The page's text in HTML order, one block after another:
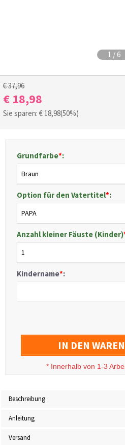
1 / 6
€ 37,96
€ 18,98
Sie sparen: € 18,98(50%)
Grundfarbe*:
Braun
Option für den Vatertitel*:
PAPA
Anzahl kleiner Fäuste (Kinder)
1
Kindername*:
IN DEN
* Innerhalb von 1-3
Beschreibung
Anleitung
Versand